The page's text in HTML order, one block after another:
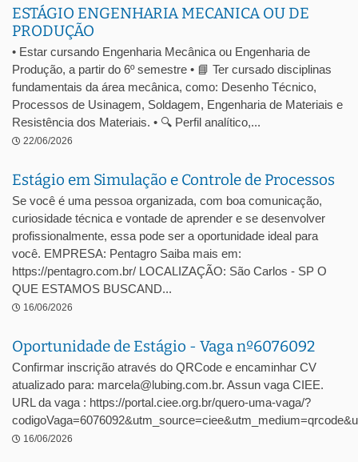
ESTÁGIO ENGENHARIA MECANICA OU DE
PRODUÇÃO
• Estar cursando Engenharia Mecânica ou Engenharia de
Produção, a partir do 6º semestre • 📘 Ter cursado disciplinas
fundamentais da área mecânica, como: Desenho Técnico,
Processos de Usinagem, Soldagem, Engenharia de Materiais e
Resistência dos Materiais. • 🔍 Perfil analítico,...
22/06/2026
Estágio em Simulação e Controle de Processos
Se você é uma pessoa organizada, com boa comunicação,
curiosidade técnica e vontade de aprender e se desenvolver
profissionalmente, essa pode ser a oportunidade ideal para
você. EMPRESA: Pentagro Saiba mais em:
https://pentagro.com.br/ LOCALIZAÇÃO: São Carlos - SP O
QUE ESTAMOS BUSCAND...
16/06/2026
Oportunidade de Estágio - Vaga nº6076092
Confirmar inscrição através do QRCode e encaminhar CV
atualizado para: marcela@lubing.com.br. Assun vaga CIEE.
URL da vaga : https://portal.ciee.org.br/quero-uma-vaga/?
16/06/2026